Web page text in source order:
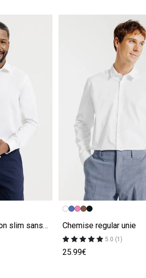
Chemise 100% coton slim sans repassage unie
Image précédente
Image suivante
Chemise regular unie
5.0 (1)
25.99€